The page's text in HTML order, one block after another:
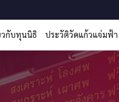
วกับทุนนิธิ ประวัติวัดแก้วแจ่มฟ้า